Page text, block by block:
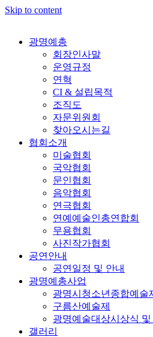
Skip to content
광명예총
회장인사말
운영규정
연혁
CI & 설립목적
조직도
자문위원회
찾아오시는길
협회소개
미술협회
국악협회
문인협회
음악협회
연극협회
연예예술인총연합회
무용협회
사진작가협회
공연안내
공연일정 및 안내
광명예총사업
광명시청소년종합예술
구름산예술제
광명예술대상시상식
갤러리